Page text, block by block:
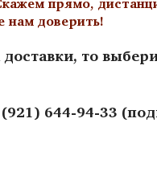
нам доверить!
то
644-94-33